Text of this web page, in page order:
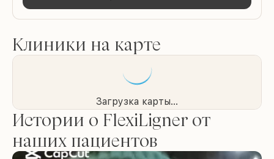
Клиники на карте
Загрузка карты...
Истории о FlexiLigner от
наших пациентов